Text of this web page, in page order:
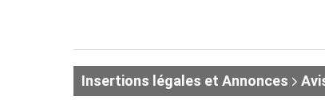
Insertions légales et Annonces